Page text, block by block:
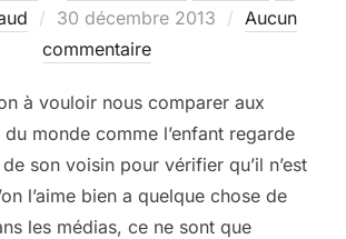
Publié
le
30 décembre 2013
Aucun
commentaire
à vouloir nous comparer aux
monde comme l’enfant regarde
de son voisin pour vérifier qu’il n’est
l’aime bien a quelque chose de
les médias, ce ne sont que